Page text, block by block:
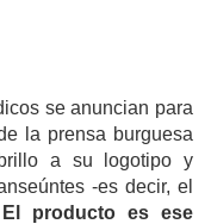
se anuncian para
la prensa burguesa
a su logotipo y
-es decir, el
El producto es ese